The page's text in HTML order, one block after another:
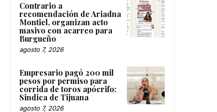
Contrario a
recomendación de Ariadna
Montiel, organizan acto
masivo con acarreo para
Burgueño
agosto 7, 2026
Empresario pagó 200 mil
pesos por permiso para
corrida de toros apócrifo:
Sindica de Tijuana
agosto 7, 2026